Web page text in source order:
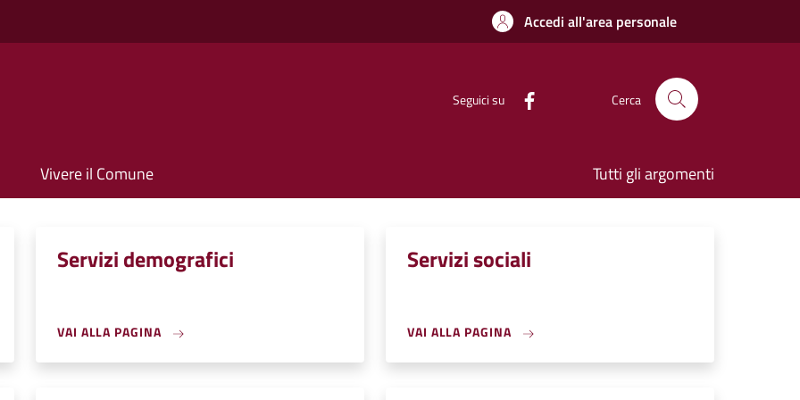
Accedi all'area personale
Seguici su Cerca
Vivere il Comune Tutti gli argomenti
Servizi demografici
VAI ALLA PAGINA
Servizi sociali
VAI ALLA PAGINA